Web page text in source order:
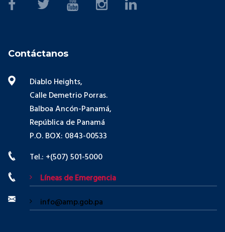
Contáctanos
Diablo Heights,
Calle Demetrio Porras.
Balboa Ancón-Panamá,
República de Panamá
P.O. BOX: 0843-00533
Tel.: +(507) 501-5000
Líneas de Emergencia
info@amp.gob.pa